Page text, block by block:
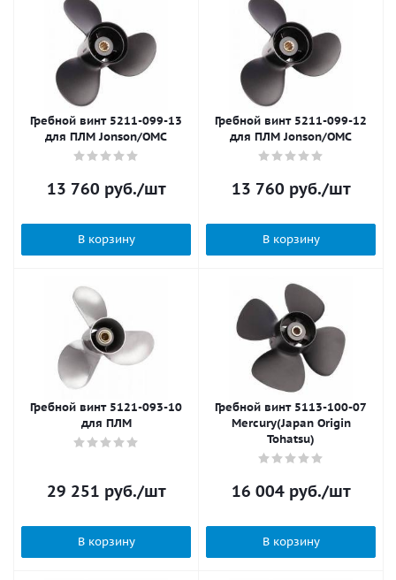
Гребной винт 5211-099-13
для ПЛМ Jonson/OMC
13 760 руб./шт
В корзину
Гребной винт 5211-099-12
для ПЛМ Jonson/OMC
13 760 руб./шт
В корзину
Гребной винт 5121-093-10
для ПЛМ
29 251 руб./шт
В корзину
Гребной винт 5113-100-07
Mercury(Japan Origin
Tohatsu)
16 004руб./шт
В корзину